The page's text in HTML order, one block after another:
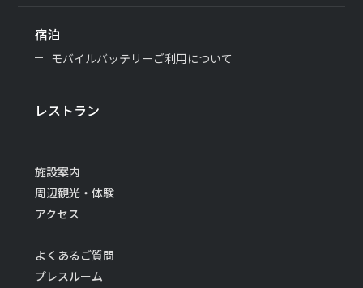
宿泊
モバイルバッテリーご利用について
レストラン
施設案内
周辺観光・体験
アクセス
よくあるご質問
プレスルーム